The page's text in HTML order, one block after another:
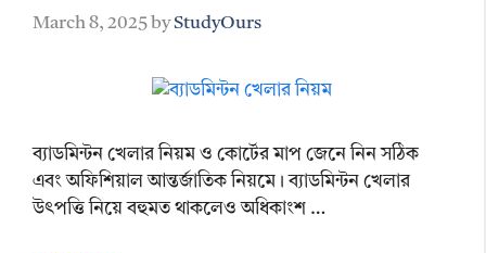
March 8, 2025 byStudyOurs
ব্যাডমিন্টন খেলার নিয়ম ও কোর্টের মাপ জেনে নিন সঠিক
এবং অফিশিয়াল আন্তর্জাতিক নিয়মে। ব্যাডমিন্টন খেলার
উৎপত্তি নিয়ে বহুমত থাকলেও অধিকাংশ …